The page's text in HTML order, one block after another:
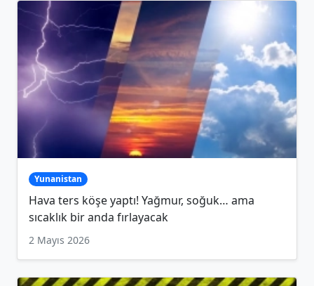
Yunanistan
Hava ters köşe yaptı! Yağmur, soğuk… ama
sıcaklık bir anda fırlayacak
2 Mayıs 2026